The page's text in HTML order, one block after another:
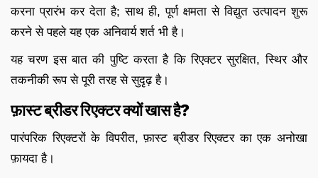
करना प्रारंभ कर देता है; साथ ही, पूर्ण क्षमता से विद्युत उत्पादन शुरू
करने से पहले यह एक अनिवार्य शर्त भी है।
यह चरण इस बात की पुष्टि करता है कि रिएक्टर सुरक्षित, स्थिर और
तकनीकी रूप से पूरी तरह से सुदृढ़ है।
फ़ास्ट ब्रीडर रिएक्टर क्यों खास है?
पारंपरिक रिएक्टरों के विपरीत, फ़ास्ट ब्रीडर रिएक्टर का एक अनोखा
फ़ायदा है।